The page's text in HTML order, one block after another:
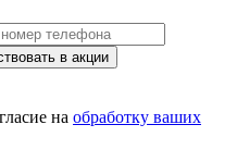
в акции
на обработку ваших